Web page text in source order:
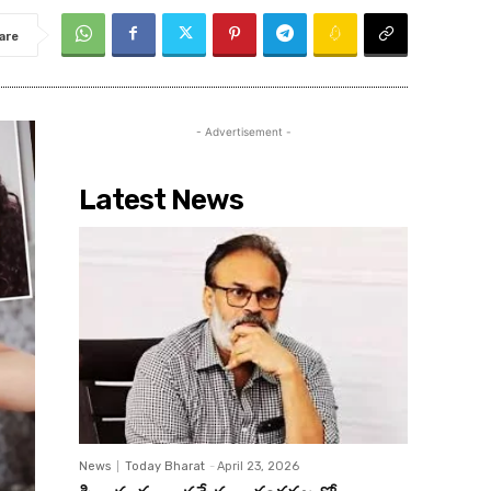
- Advertisement -
Latest News
News Today Bharat - April 23, 2026